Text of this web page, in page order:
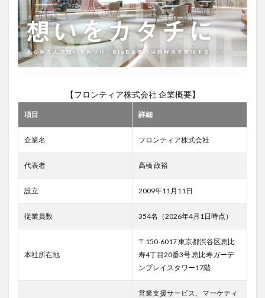
会社
の中
途採
用の
実態
3.1
の流
3.2
求人
4
株式
の転
【フロンティア株式会社 企業概要】
項目 詳細
企業名 フロンティア株式会社
代表者 高橋 政裕
設立 2009年11月11日
従業員数 354名（2026年4月1日時点）
本社所在地
〒150-6017 東京都渋谷区恵比
寿4丁目20番3号 恵比寿ガーデ
ンプレイスタワー17階
営業支援サービス、マーケティ